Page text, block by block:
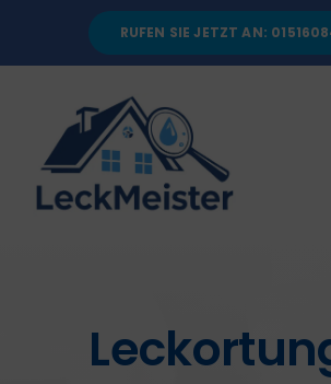
RUFEN SIE JETZT AN: